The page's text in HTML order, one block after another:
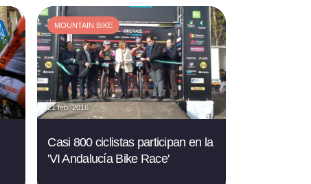
MOUNTAIN BIKE
21 feb. 2016
Casi 800 ciclistas participan en la
'VI Andalucía Bike Race'